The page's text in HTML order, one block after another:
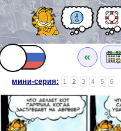
«
мини-серия: 1 2 3 4 5 6